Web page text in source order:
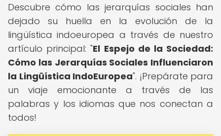
Descubre cómo las jerarquías sociales han
dejado su huella en la evolución de la
lingüística indoeuropea a través de nuestro
artículo principal: "El Espejo de la Sociedad:
Cómo las Jerarquías Sociales Influenciaron
la Lingüística IndoEuropea". ¡Prepárate para
un viaje emocionante a través de las
palabras y los idiomas que nos conectan a
todos!